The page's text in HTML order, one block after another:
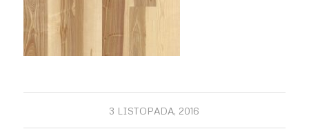
3 LISTOPADA, 2016